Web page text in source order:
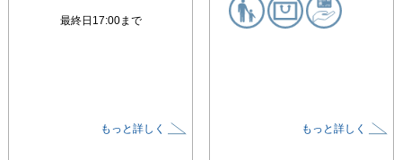
最終日17:00まで
もっと詳しく もっと詳しく